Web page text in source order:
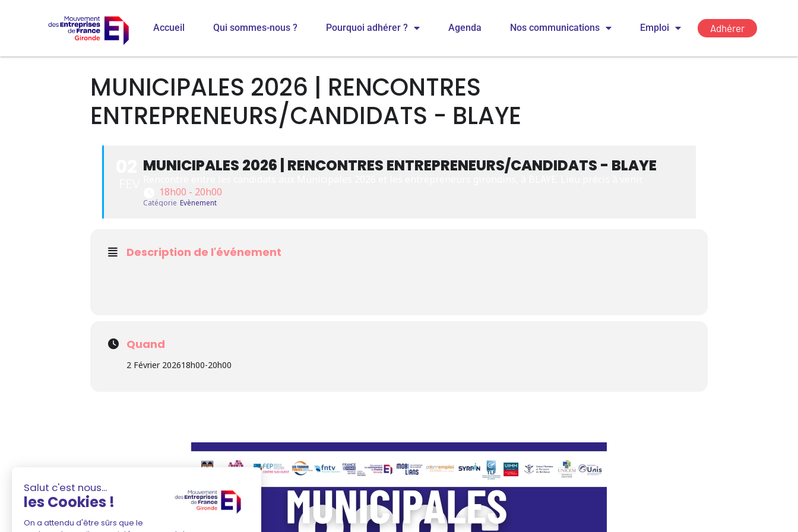
Accueil Qui sommes-nous ? Pourquoi adhérer ? Agenda Nos communications Emploi Adhérer
MUNICIPALES 2026 | RENCONTRES
ENTREPRENEURS/CANDIDATS - BLAYE
MUNICIPALES 2026 | RENCONTRES ENTREPRENEURS/CANDIDATS - BLAYE
18h00 - 20h00
Catégorie Evènement
Description de l'événement
Quand
2 Février 202618h00-20h00